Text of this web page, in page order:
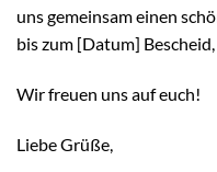
uns gemeinsam einen
bis zum [Datum]
Wir freuen uns auf euch!
Liebe Grüße,